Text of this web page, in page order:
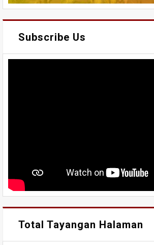
Subscribe Us
Total Tayangan Halaman